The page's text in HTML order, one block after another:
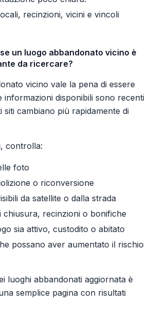
recinzioni, vicini e vincoli
un luogo abbandonato vicino è
da ricercare?
vicino vale la pena di essere
informazioni disponibili sono recenti
siti cambiano più rapidamente di
controlla:
foto
o riconversione
da satellite o dalla strada
chiusura, recinzioni o bonifiche
sia attivo, custodito o abitato
possano aver aumentato il rischio
luoghi abbandonati aggiornata è
semplice pagina con risultati